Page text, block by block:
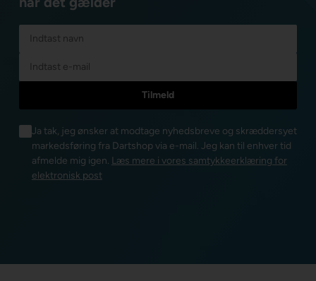
Ja tak, jeg ønsker at modtage nyhedsbreve og skræddersyet
markedsføring fra Dartshop via e-mail. Jeg kan til enhver tid
afmelde mig igen. Læs mere i vores samtykkeerklæring for
elektronisk post